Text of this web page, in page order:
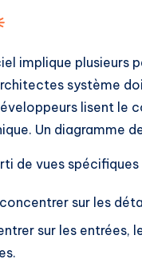
implique plusieurs
système
lisent le
Un diagramme
de vues spécifiques
sur les
sur les entrées,